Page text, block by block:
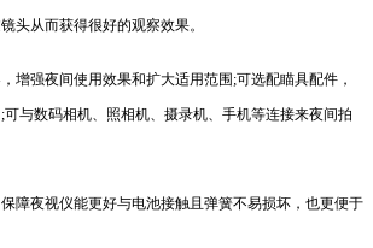
头从而获得很好的观察效果。
增强夜间使用效果和扩大适用范围;可选配瞄具配件，
与数码相机、照相机、摄录机、手机等连接来夜间拍
障夜视仪能更好与电池接触且弹簧不易损坏，也更便于